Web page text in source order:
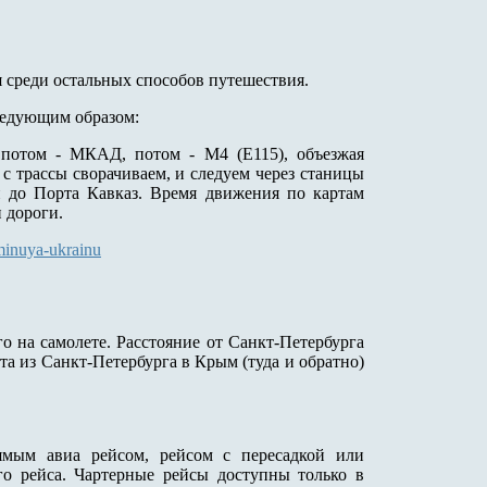
остальных способов путешествия.
образом:
- МКАД, потом - М4 (Е115), объезжая
сворачиваем, и следуем через станицы
Порта Кавказ. Время движения по картам
дороги.
ukrainu
самолете. Расстояние от Санкт-Петербурга
из Санкт-Петербурга в Крым (туда и обратно)
авиа рейсом, рейсом с пересадкой или
рейса. Чартерные рейсы доступны только в